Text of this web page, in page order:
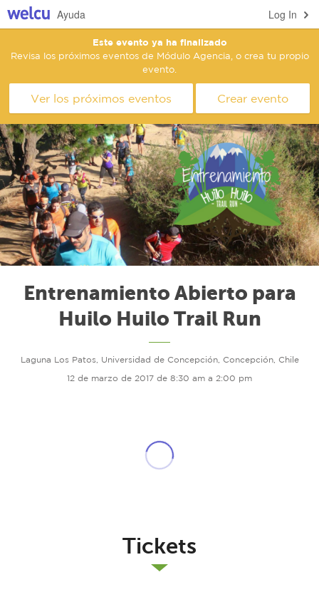
Log In
Ayuda
Este evento ya ha finalizado
Revisa los próximos eventos de Módulo Agencia, o crea tu propio
evento.
Ver los próximos eventos Crear evento
Entrenamiento Abierto para
Huilo Huilo Trail Run
Laguna Los Patos, Universidad de Concepción, Concepción, Chile
12 de marzo de 2017 de 8:30 am a 2:00 pm
Tickets